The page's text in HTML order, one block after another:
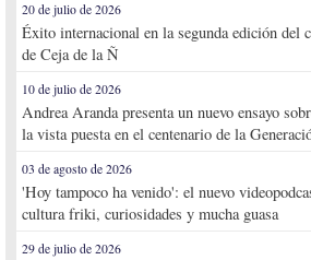
20 de julio de 2026
Éxito internacional en la segunda edición del
de Ceja de la Ñ
10 de julio de 2026
Andrea Aranda presenta un nuevo ensayo
la vista puesta en el centenario de la
03 de agosto de 2026
'Hoy tampoco ha venido': el nuevo
cultura friki, curiosidades y mucha guasa
29 de julio de 2026